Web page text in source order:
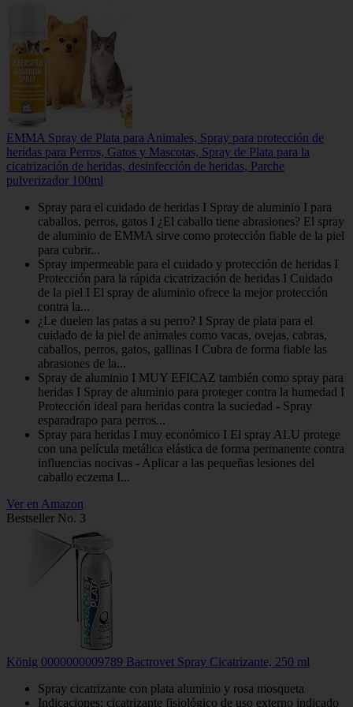
EMMA Spray de Plata para Animales, Spray para protección de
heridas para Perros, Gatos y Mascotas, Spray de Plata para la
cicatrización de heridas, desinfección de heridas, Parche
pulverizador 100ml
Spray para el cuidado de heridas I Spray de aluminio I para
caballos, perros, gatos I ¿El caballo tiene abrasiones? El spray
de aluminio de EMMA sirve como protección fiable de la piel
para cubrir...
Spray impermeable para el cuidado y protección de heridas I
Protección para la rápida cicatrización de heridas I Cuidado
de la piel I El spray de aluminio ofrece la mejor protección
contra la...
¿Le duelen las patas a su perro? I Spray de plata para el
cuidado de la piel de animales como vacas, ovejas, cabras,
caballos, perros, gatos, gallinas I Cubra de forma fiable las
abrasiones de la...
Spray de aluminio I MUY EFICAZ también como spray para
heridas I Spray de aluminio para proteger contra la humedad I
Protección ideal para heridas contra la suciedad - Spray
esparadrapo para perros...
Spray para heridas I muy económico I El spray ALU protege
con una película metálica elástica de forma permanente contra
influencias nocivas - Aplicar a las pequeñas lesiones del
caballo eczema I...
Ver en Amazon
Bestseller No. 3
König 0000000009789 Bactrovet Spray Cicatrizante, 250 ml
Spray cicatrizante con plata aluminio y rosa mosqueta
Indicaciones: cicatrizante fisiológico de uso externo indicado